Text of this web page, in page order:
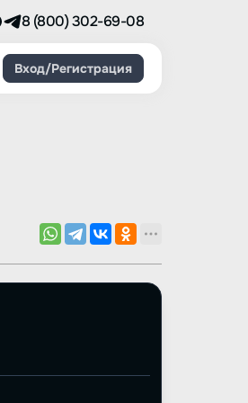
8 (800) 302-69-08
Вход/Регистрация